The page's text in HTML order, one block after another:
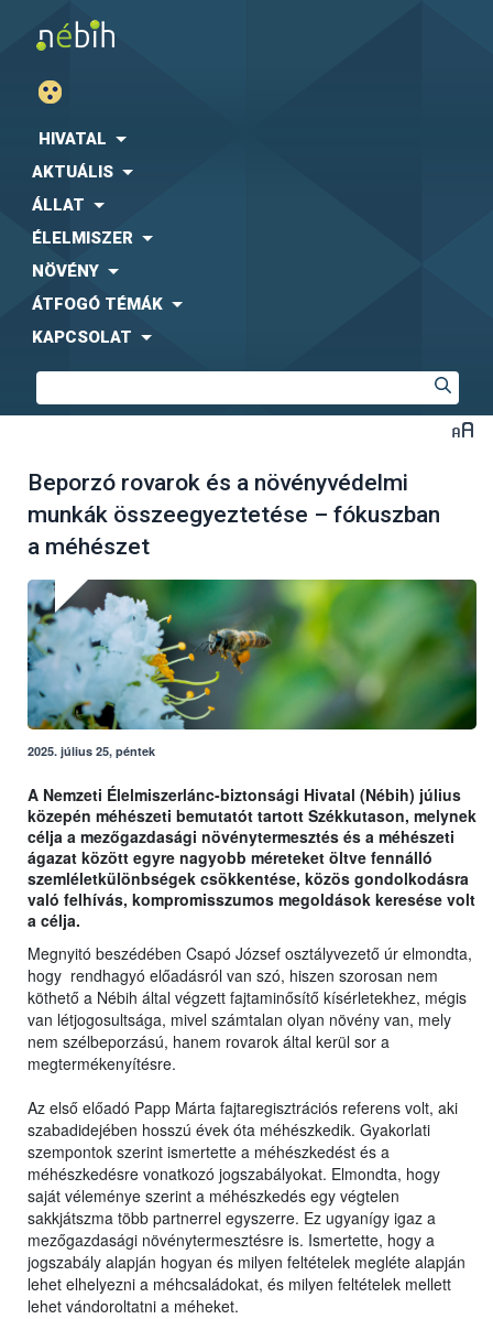
HIVATAL
AKTUÁLIS
ÁLLAT
ÉLELMISZER
NÖVÉNY
ÁTFOGÓ TÉMÁK
KAPCSOLAT
Beporzó rovarok és a növényvédelmi
munkák összeegyeztetése – fókuszban
a méhészet
2025. július 25, péntek
A Nemzeti Élelmiszerlánc-biztonsági Hivatal (Nébih) július
közepén méhészeti bemutatót tartott Székkutason, melynek
célja a mezőgazdasági növénytermesztés és a méhészeti
ágazat között egyre nagyobb méreteket öltve fennálló
szemléletkülönbségek csökkentése, közös gondolkodásra
való felhívás, kompromisszumos megoldások keresése volt
a célja.
Megnyitó beszédében Csapó József osztályvezető úr elmondta,
hogy rendhagyó előadásról van szó, hiszen szorosan nem
köthető a Nébih által végzett fajtaminősítő kísérletekhez, mégis
van létjogosultsága, mivel számtalan olyan növény van, mely
nem szélbeporzású, hanem rovarok által kerül sor a
megtermékenyítésre.
Az első előadó Papp Márta fajtaregisztrációs referens volt, aki
szabadidejében hosszú évek óta méhészkedik. Gyakorlati
szempontok szerint ismertette a méhészkedést és a
méhészkedésre vonatkozó jogszabályokat. Elmondta, hogy
saját véleménye szerint a méhészkedés egy végtelen
sakkjátszma több partnerrel egyszerre. Ez ugyanígy igaz a
mezőgazdasági növénytermesztésre is. Ismertette, hogy a
jogszabály alapján hogyan és milyen feltételek megléte alapján
lehet elhelyezni a méhcsaládokat, és milyen feltételek mellett
lehet vándoroltatni a méheket.